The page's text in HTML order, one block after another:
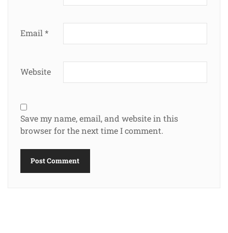
Email *
Website
Save my name, email, and website in this
browser for the next time I comment.